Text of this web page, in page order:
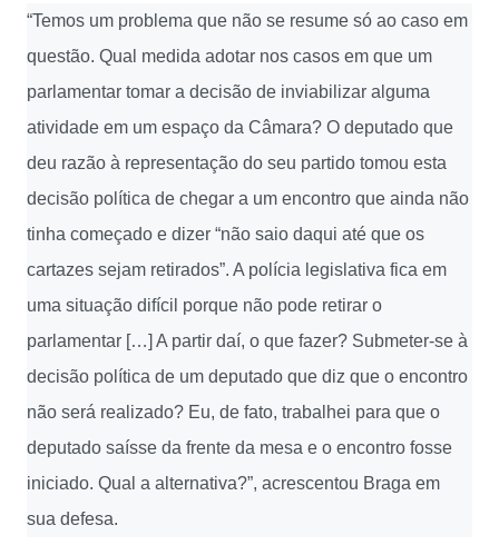
“Temos um problema que não se resume só ao caso em
questão. Qual medida adotar nos casos em que um
parlamentar tomar a decisão de inviabilizar alguma
atividade em um espaço da Câmara? O deputado que
deu razão à representação do seu partido tomou esta
decisão política de chegar a um encontro que ainda não
tinha começado e dizer “não saio daqui até que os
cartazes sejam retirados”. A polícia legislativa fica em
uma situação difícil porque não pode retirar o
parlamentar […] A partir daí, o que fazer? Submeter-se à
decisão política de um deputado que diz que o encontro
não será realizado? Eu, de fato, trabalhei para que o
deputado saísse da frente da mesa e o encontro fosse
iniciado. Qual a alternativa?”, acrescentou Braga em
sua defesa.